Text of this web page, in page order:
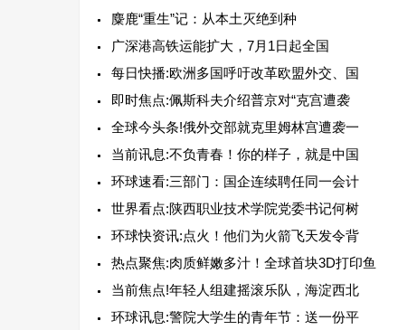
麋鹿“重生”记：从本土灭绝到种
广深港高铁运能扩大，7月1日起全国
每日快播:欧洲多国呼吁改革欧盟外交、国
即时焦点:佩斯科夫介绍普京对“克宫遭袭
全球今头条!俄外交部就克里姆林宫遭袭一
当前讯息:不负青春！你的样子，就是中国
环球速看:三部门：国企连续聘任同一会计
世界看点:陕西职业技术学院党委书记何树
环球快资讯:点火！他们为火箭飞天发令背
热点聚焦:肉质鲜嫩多汁！全球首块3D打印鱼
当前焦点!年轻人组建摇滚乐队，海淀西北
环球讯息:警院大学生的青年节：送一份平